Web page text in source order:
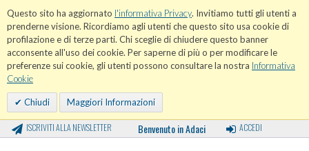
Questo sito ha aggiornato l'informativa Privacy. Invitiamo tutti gli utenti a
prenderne visione. Ricordiamo agli utenti che questo sito usa cookie di
profilazione e di terze parti. Chi sceglie di chiudere questo banner
acconsente all'uso dei cookie. Per saperne di più o per modificare le
preferenze sui cookie, gli utenti possono consultare la nostra Informativa
Cookie
Chiudi Maggiori Informazioni
ISCRIVITI ALLA NEWSLETTER Benvenuto in Adaci ACCEDI